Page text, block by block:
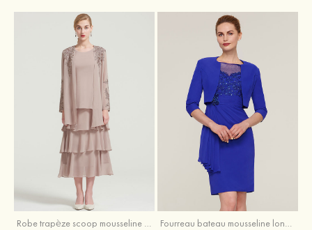
Robe trapèze scoop mousseline longueur mollet robe de mère de la mariée avec appliqué volants veste Fourreau bateau mousseline longueur genou robe de mère de la mariée avec appliqué perle plissé veste